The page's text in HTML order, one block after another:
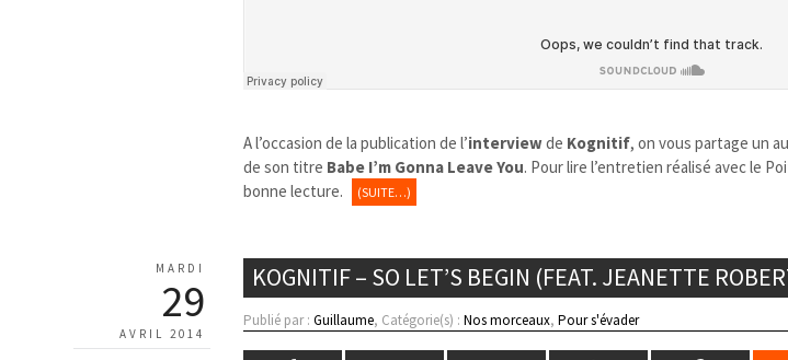
A l’occasion de la publication de l’interviewde Kognitif, on vous partage un
de son titre Babe I’m Gonna Leave You. Pour lire l’entretien réalisé avec le
bonne lecture.
(SUITE…)
MARDI
29
AVRIL 2014
KOGNITIF – SO LET’S BEGIN (FEAT. JEANETTE
Publié par :Guillaume, Catégorie(s) :Nos morceaux,Pour s'évader